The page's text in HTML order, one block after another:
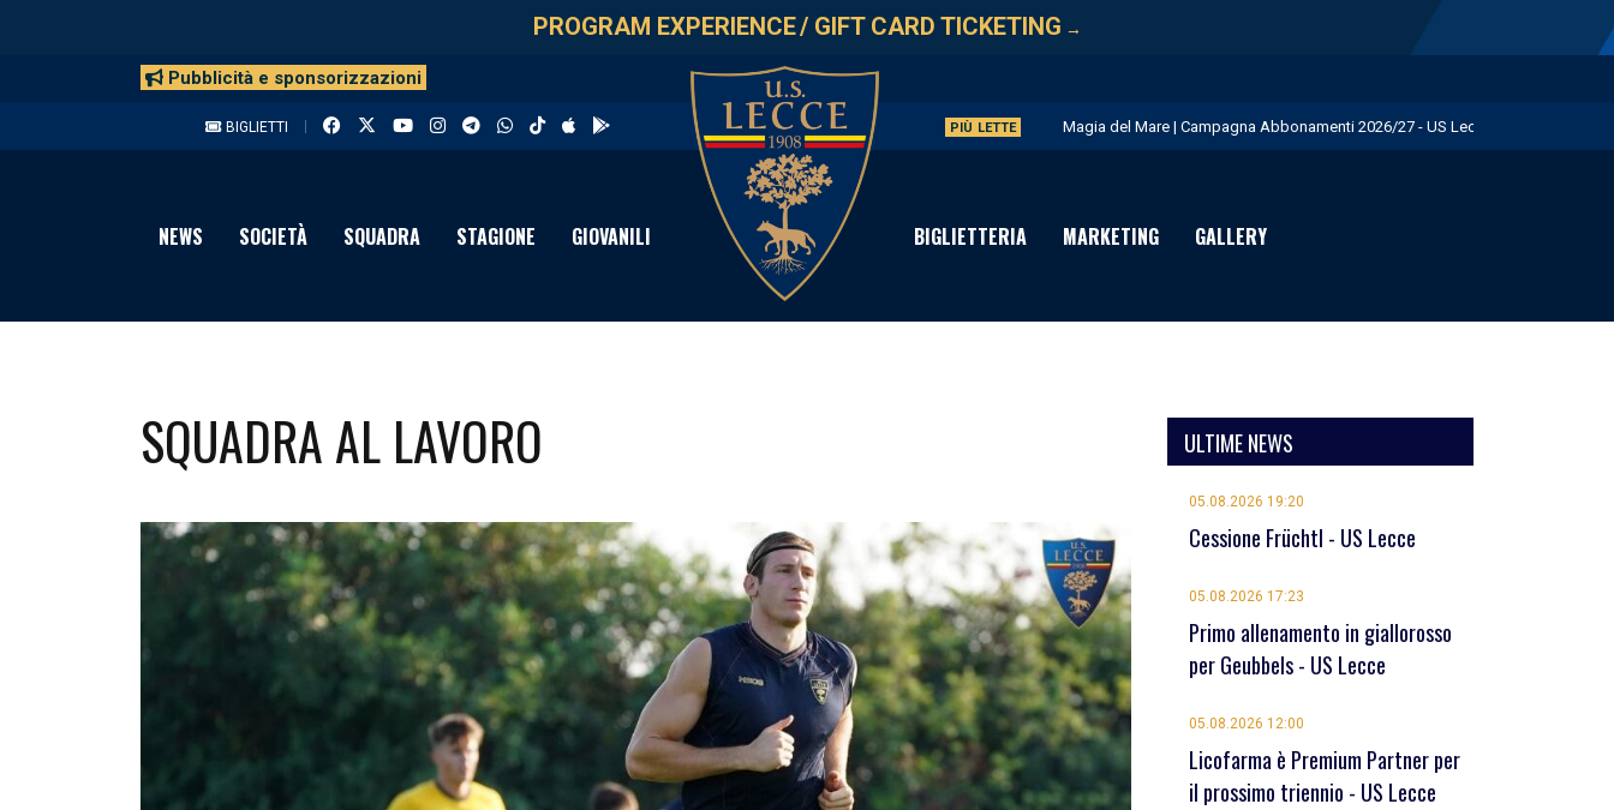
PROGRAM EXPERIENCE/ GIFT CARD TICKETING →
Pubblicità e sponsorizzazioni
BIGLIETTI PIÙ LETTE Magia del Mare | Campagna Abbonamenti 2026/27 - US Lecce
Seduta pomeridiana a Martignano - US Lecce
Domani mattina test in famiglia con la Primavera - US Lecce
NEWS SOCIETÀ SQUADRA STAGIONE GIOVANILI BIGLIETTERIA MARKETING GALLERY
SQUADRA AL LAVORO ULTIME NEWS
05.08.2026 19:20
Cessione Früchtl - US Lecce
05.08.2026 17:23
Primo allenamento in giallorosso
per Geubbels - US Lecce
05.08.2026 12:00
Licofarma è Premium Partner per
il prossimo triennio - US Lecce